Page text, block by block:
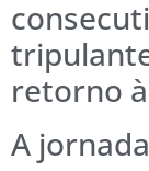
retorno
A